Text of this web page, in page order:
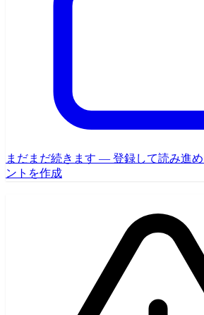
まだまだ続きます — 登録して読み進め
ントを作成